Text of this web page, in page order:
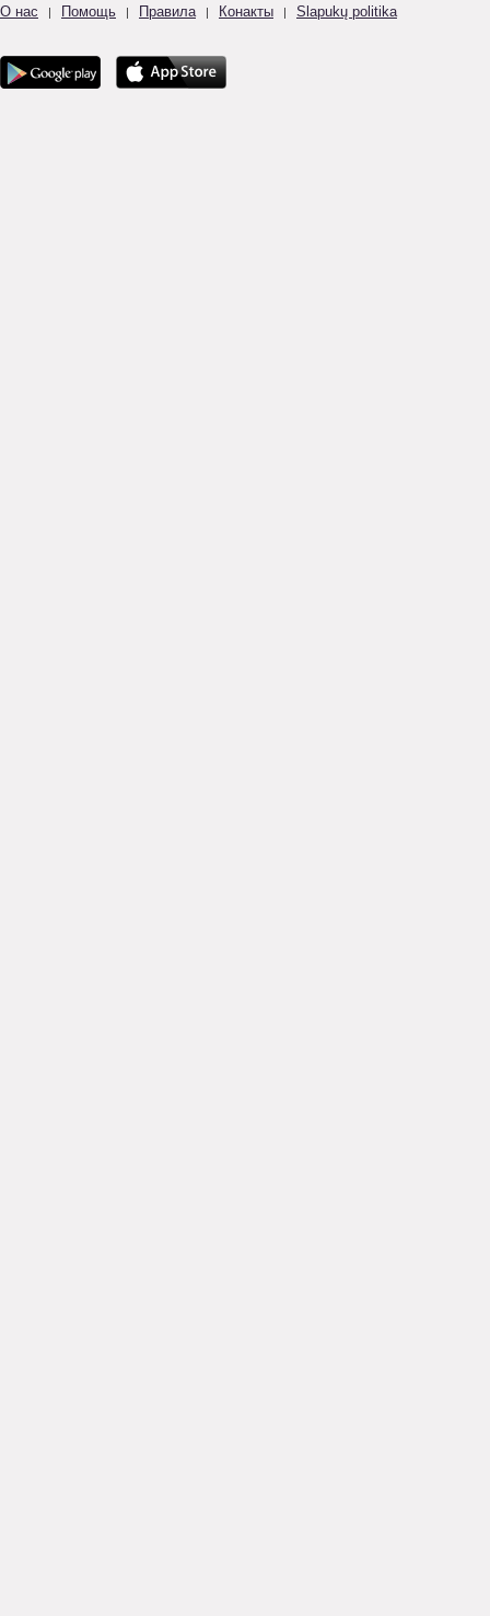
О нас | Помощь | Правила | Конакты | Slapukų politika